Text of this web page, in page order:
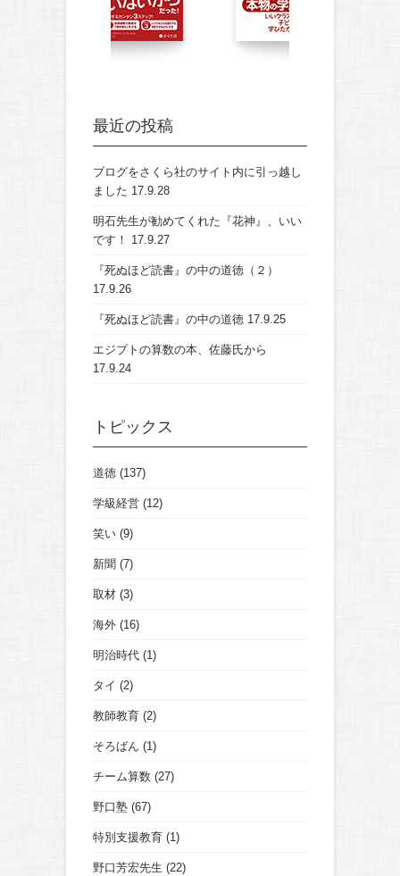
最近の投稿
ブログをさくら社のサイト内に引っ越し
ました 17.9.28
明石先生が勧めてくれた『花神』、いい
です！
17.9.27
『死ぬほど読書』の中の道徳（２）
17.9.26
『死ぬほど読書』の中の道徳 17.9.25
エジプトの算数の本、佐藤氏から
17.9.24
トピックス
道徳 (137)
学級経営 (12)
笑い (9)
新聞 (7)
取材 (3)
海外 (16)
明治時代 (1)
タイ (2)
教師教育 (2)
そろばん (1)
チーム算数 (27)
野口塾 (67)
特別支援教育 (1)
野口芳宏先生 (22)